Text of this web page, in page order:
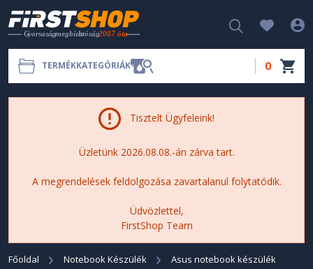
TERMÉKKATEGÓRIÁK 0
Tisztelt Ügyfeleink!
Üzletünk 2026.08.08.-án zárva tart.
A megrendelések feldolgozása zavartalanul folytatódik.
Üdvözlettel,
FirstShop Team
Főoldal Notebook Készülék Asus notebook készülék